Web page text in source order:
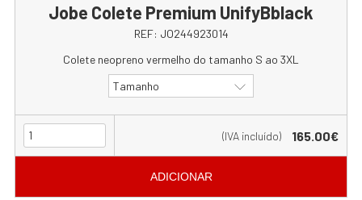
Jobe Colete Premium UnifyBblack
REF: JO244923014
Colete neopreno vermelho do tamanho S ao 3XL
Tamanho
(IVA incluído) 165.00€
ADICIONAR